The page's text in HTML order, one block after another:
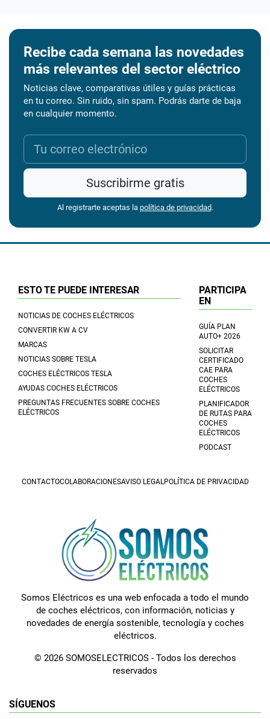
Recibe cada semana las novedades
más relevantes del sector eléctrico
Noticias clave, comparativas útiles y guías prácticas
en tu correo. Sin ruido, sin spam. Podrás darte de baja
en cualquier momento.
Suscribirme gratis
Al registrarte aceptas la política de privacidad.
ESTO TE PUEDE INTERESAR
NOTICIAS DE COCHES ELÉCTRICOS
CONVERTIR KW A CV
MARCAS
NOTICIAS SOBRE TESLA
COCHES ELÉCTRICOS TESLA
AYUDAS COCHES ELÉCTRICOS
PREGUNTAS FRECUENTES SOBRE COCHES
ELÉCTRICOS
PARTICIPA
EN
GUÍA PLAN
AUTO+ 2026
SOLICITAR
CERTIFICADO
CAE PARA
COCHES
ELÉCTRICOS
PLANIFICADOR
DE RUTAS PARA
COCHES
ELÉCTRICOS
PODCAST
CONTACTOCOLABORACIONESAVISO LEGALPOLÍTICA DE PRIVACIDAD
Somos Eléctricos es una web enfocada a todo el mundo
de coches eléctricos, con información, noticias y
novedades de energía sostenible, tecnología y coches
eléctricos.
© 2026 SOMOSELECTRICOS - Todos los derechos
reservados
SÍGUENOS